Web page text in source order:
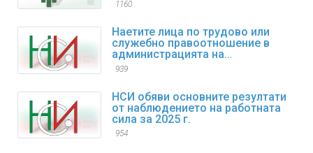
1160
Наетите лица по трудово или
служебно правоотношение в
администрацията на
изпълнителната власт към края
939
НСИ обяви основните резултати
от наблюдението на работната
сила за 2025 г.
954